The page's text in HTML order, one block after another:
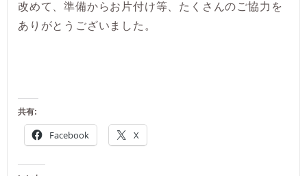
改めて、準備からお片付け等、たくさんのご協力を
ありがとうございました。
共有:
Facebook X